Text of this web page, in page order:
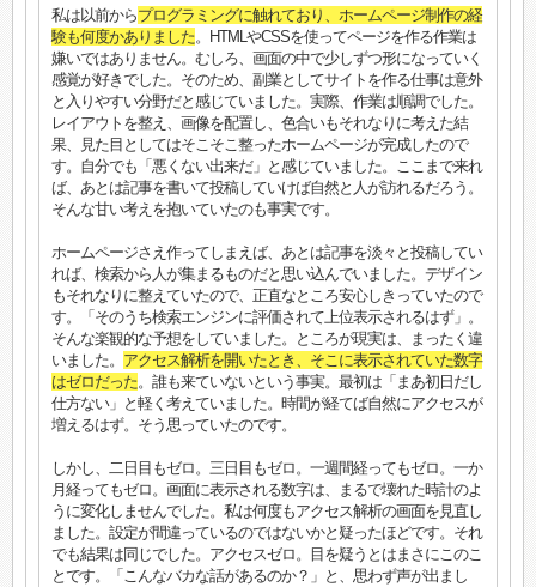
私は以前からプログラミングに触れており、ホームページ制作の経
験も何度かありました。HTMLやCSSを使ってページを作る作業は
嫌いではありません。むしろ、画面の中で少しずつ形になっていく
感覚が好きでした。そのため、副業としてサイトを作る仕事は意外
と入りやすい分野だと感じていました。実際、作業は順調でした。
レイアウトを整え、画像を配置し、色合いもそれなりに考えた結
果、見た目としてはそこそこ整ったホームページが完成したので
す。自分でも「悪くない出来だ」と感じていました。ここまで来れ
ば、あとは記事を書いて投稿していけば自然と人が訪れるだろう。
そんな甘い考えを抱いていたのも事実です。
ホームページさえ作ってしまえば、あとは記事を淡々と投稿してい
れば、検索から人が集まるものだと思い込んでいました。デザイン
もそれなりに整えていたので、正直なところ安心しきっていたので
す。「そのうち検索エンジンに評価されて上位表示されるはず」。
そんな楽観的な予想をしていました。ところが現実は、まったく違
いました。 アクセス解析を開いたとき、そこに表示されていた数字
はゼロだった。誰も来ていないという事実。最初は「まあ初日だし
仕方ない」と軽く考えていました。時間が経てば自然にアクセスが
増えるはず。そう思っていたのです。
しかし、二日目もゼロ。三日目もゼロ。一週間経ってもゼロ。一か
月経ってもゼロ。画面に表示される数字は、まるで壊れた時計のよ
うに変化しませんでした。私は何度もアクセス解析の画面を見直し
ました。設定が間違っているのではないかと疑ったほどです。それ
でも結果は同じでした。アクセスゼロ。目を疑うとはまさにこのこ
とです。「こんなバカな話があるのか？」と、思わず声が出まし